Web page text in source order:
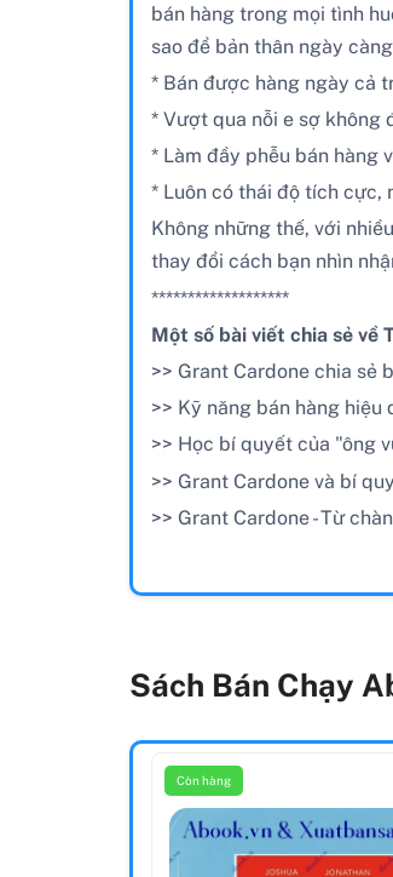
bán hàng trong mọi tình
sao để bản thân ngày
* Bán được hàng ngày cả
* Vượt qua nỗi e sợ không
* Làm đầy phễu bán hàng
* Luôn có thái độ tích
Không những thế, với
thay đổi cách bạn nhìn
*******************
Một số bài viết chia sẻ về
>> Grant Cardone chia sẻ
>> Kỹ năng bán hàng
>> Học bí quyết của "ông
>> Grant Cardone và bí
>> Grant Cardone - Từ
Sách Bán Chạy
Còn hàng